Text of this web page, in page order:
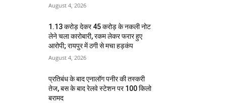
August 4, 2026
1.13 करोड़ देकर 45 करोड़ के नकली नोट
लेने चला कारोबारी, रकम लेकर फरार हुए
आरोपी; रायपुर में ठगी से मचा हड़कंप
August 4, 2026
प्रतिबंध के बाद एनालॉग पनीर की तस्करी
तेज, बस के बाद रेलवे स्टेशन पर 100 किलो
बरामद